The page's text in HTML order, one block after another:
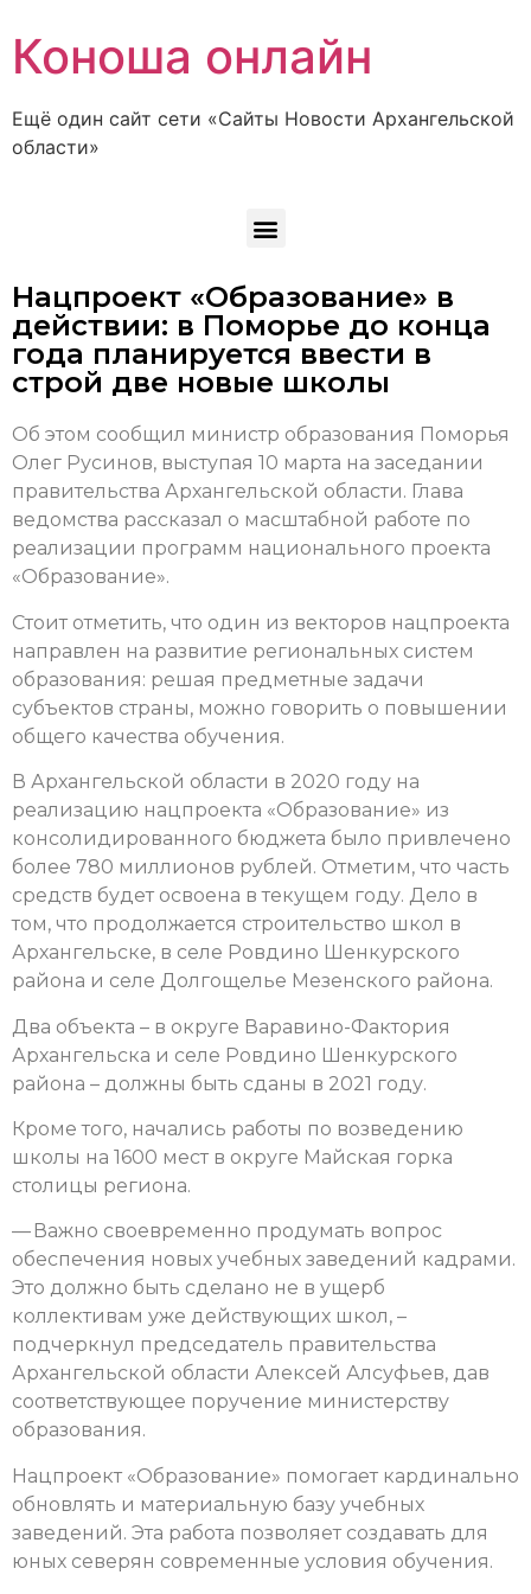
Коноша онлайн
Ещё один сайт сети «Сайты Новости Архангельской
области»
Нацпроект «Образование» в
действии: в Поморье до конца
года планируется ввести в
строй две новые школы
Об этом сообщил министр образования Поморья
Олег Русинов, выступая 10 марта на заседании
правительства Архангельской области. Глава
ведомства рассказал о масштабной работе по
реализации программ национального проекта
«Образование».
Стоит отметить, что один из векторов нацпроекта
направлен на развитие региональных систем
образования: решая предметные задачи
субъектов страны, можно говорить о повышении
общего качества обучения.
В Архангельской области в 2020 году на
реализацию нацпроекта «Образование» из
консолидированного бюджета было привлечено
более 780 миллионов рублей. Отметим, что часть
средств будет освоена в текущем году. Дело в
том, что продолжается строительство школ в
Архангельске, в селе Ровдино Шенкурского
района и селе Долгощелье Мезенского района.
Два объекта – в округе Варавино-Фактория
Архангельска и селе Ровдино Шенкурского
района – должны быть сданы в 2021 году.
Кроме того, начались работы по возведению
школы на 1600 мест в округе Майская горка
столицы региона.
— Важно своевременно продумать вопрос
обеспечения новых учебных заведений кадрами.
Это должно быть сделано не в ущерб
коллективам уже действующих школ, –
подчеркнул председатель правительства
Архангельской области Алексей Алсуфьев, дав
соответствующее поручение министерству
образования.
Нацпроект «Образование» помогает кардинально
обновлять и материальную базу учебных
заведений. Эта работа позволяет создавать для
юных северян современные условия обучения.